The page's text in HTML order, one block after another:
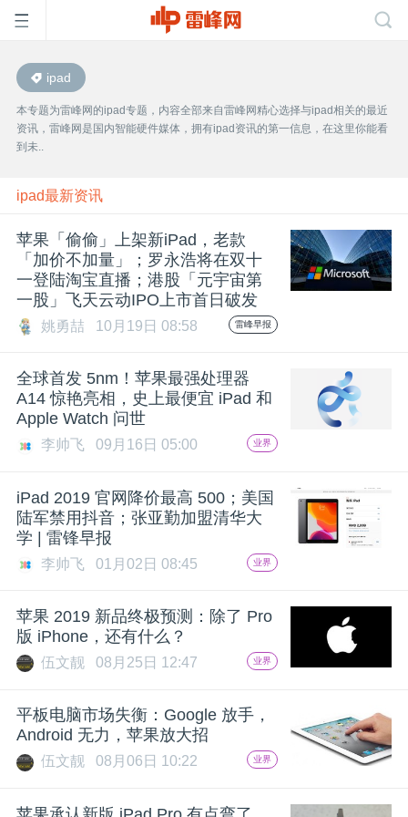
首
页
雷
峰
开
活
动
GAIR
ipad
本专题为雷峰网的ipad专题，内容全部来自雷峰网精心选择与ipad相关的最近
资讯，雷峰网是国内智能硬件媒体，拥有ipad资讯的第一信息，在这里你能看
到未..
ipad最新资讯
苹果「偷偷」上架新iPad，老款
「加价不加量」；罗永浩将在双十
一登陆淘宝直播；港股「元宇宙第
一股」飞天云动IPO上市首日破发
姚勇喆 10月19日 08:58 雷峰早报
全球首发 5nm！苹果最强处理器
A14 惊艳亮相，史上最便宜 iPad 和
Apple Watch 问世
李帅飞 09月16日 05:00 业界
iPad 2019 官网降价最高 500；美国
陆军禁用抖音；张亚勤加盟清华大
学 | 雷锋早报
李帅飞 01月02日 08:45 业界
苹果 2019 新品终极预测：除了 Pro
版 iPhone，还有什么？
伍文靓 08月25日 12:47 业界
平板电脑市场失衡：Google 放手，
Android 无力，苹果放大招
伍文靓 08月06日 10:22 业界